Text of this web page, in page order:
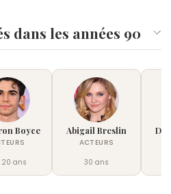
dans les années 90
Boyce
20 ans
Abigail Breslin
ACTEURS
30 ans